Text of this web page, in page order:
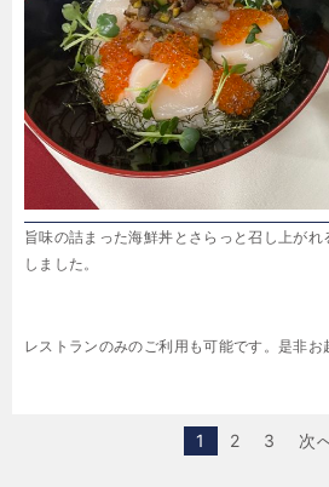
旨味の詰まった海鮮丼とさらっと召し上が
しました。
レストランのみのご利用も可能です。是非お
1 2 3 次